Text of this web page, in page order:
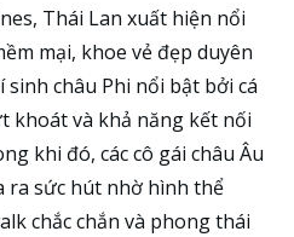
Thái Lan xuất hiện nổi
mại, khoe vẻ đẹp duyên
châu Phi nổi bật bởi cá
khoát và khả năng kết nối
khi đó, các cô gái châu Âu
ra sức hút nhờ hình thể
chắc chắn và phong thái